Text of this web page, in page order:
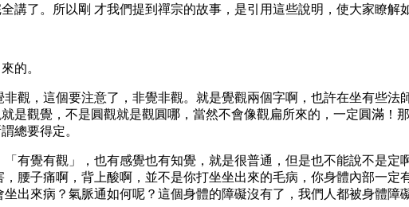
講了。所以剛 才我們提到禪宗的故事，是引用這些說明，使大家瞭解
的。
非觀，這個要注意了，非覺非觀。就是覺觀兩個字啊，也許在坐有些
是觀覺，不是圓觀就是觀圓哪，當然不會像觀扁所來的，一定圓滿！
總要得定。
有覺有觀」，也有感覺也有知覺，就是很普通，但是也不能說不是定
腰子痛啊，背上酸啊，並不是你打坐坐出來的毛病，你身體內部一
出來病？氣脈通如何呢？這個身體的障礙沒有了，我們人都被身體障